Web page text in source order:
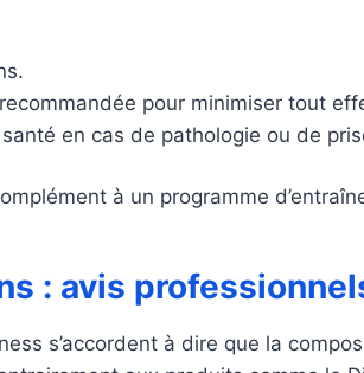
pour minimiser tout
en cas de pathologie ou de
à un programme
: avis
s’accordent à dire que la